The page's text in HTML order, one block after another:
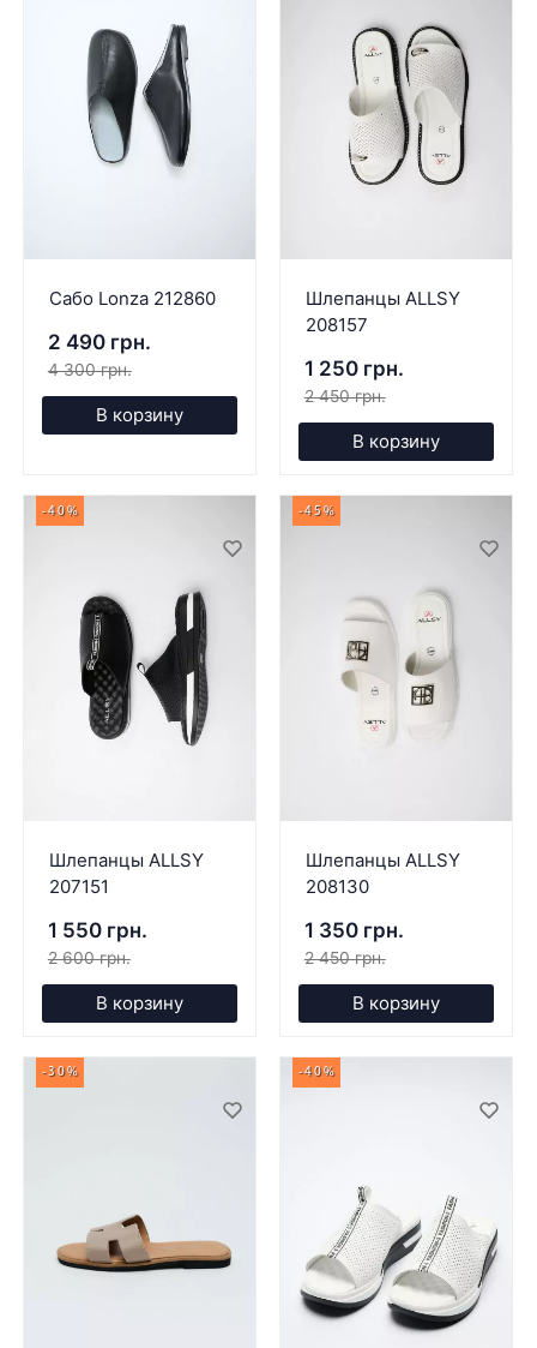
Сабо Lonza 212860
2 490 грн.
4 300 грн.
В корзину
Шлепанцы ALLSY
208157
1 250 грн.
2 450 грн.
В корзину
-40%
Шлепанцы ALLSY
207151
1 550 грн.
2 600 грн.
В корзину
-45%
Шлепанцы ALLSY
208130
1 350 грн.
2 450 грн.
В корзину
-30% -40%